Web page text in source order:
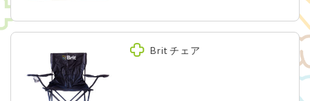
Brit チェア